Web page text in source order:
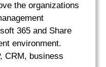
the organizations
365 and Share
environment.
CRM, business